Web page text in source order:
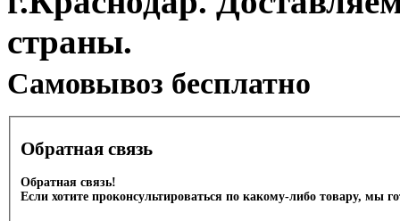
страны.
Cамовывоз бесплатно
Обратная связь
Обратная связь!
Если хотите проконсультироваться по какому-либо товару, мы